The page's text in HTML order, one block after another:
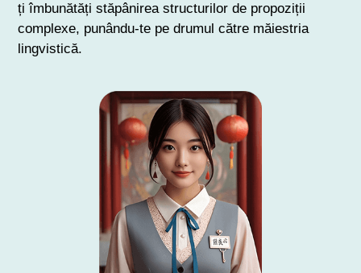
ți îmbunătăți stăpânirea structurilor de propoziții
complexe, punându-te pe drumul către măiestria
lingvistică.